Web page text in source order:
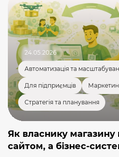
24.05.2026
Автоматизація та
Для підприємців
Стратегія та планування
Як власнику
сайтом, а бізнес-